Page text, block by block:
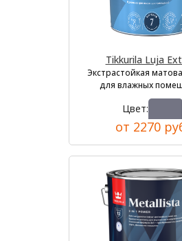
Tikkurila Luja
Экстрастойкая
для влажных
Цвет:
от 2270